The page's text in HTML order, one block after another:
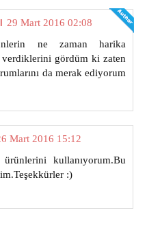
29 Mart 2016 02:08
ne zaman harika
verdiklerini gördüm ki zaten
da merak ediyorum
Mart 2016 15:12
kullanıyorum.Bu
:)